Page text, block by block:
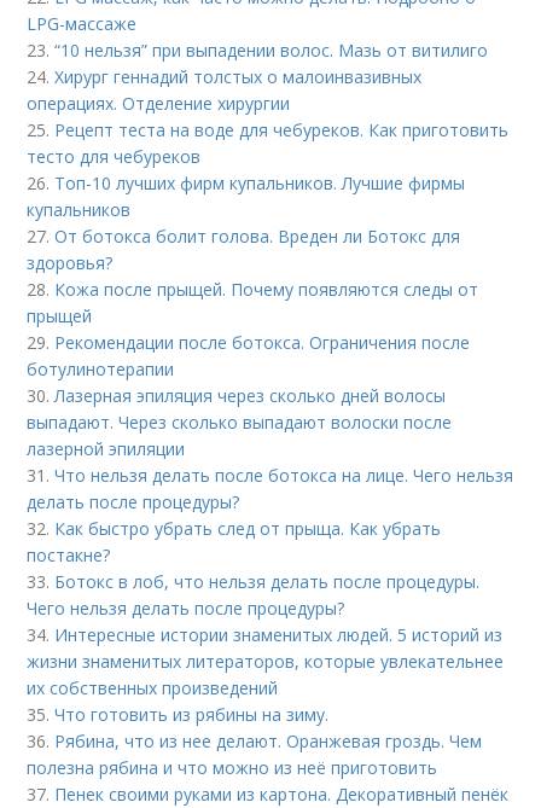
LPG-массаже
23.“10 нельзя” при выпадении волос. Мазь от витилиго
24.Хирург геннадий толстых о малоинвазивных
операциях. Отделение хирургии
25. Рецепт теста на воде для чебуреков. Как приготовить
тесто для чебуреков
26. Топ-10 лучших фирм купальников. Лучшие фирмы
купальников
27.От ботокса болит голова. Вреден ли Ботокс для
здоровья?
28. Кожа после прыщей. Почему появляются следы от
прыщей
29. Рекомендации после ботокса. Ограничения после
ботулинотерапии
30.Лазерная эпиляция через сколько дней волосы
выпадают. Через сколько выпадают волоски после
лазерной эпиляции
31.Что нельзя делать после ботокса на лице. Чего нельзя
делать после процедуры?
32. Как быстро убрать след от прыща. Как убрать
постакне?
33. Ботокс в лоб, что нельзя делать после процедуры.
Чего нельзя делать после процедуры?
34. Интересные истории знаменитых людей. 5 историй из
жизни знаменитых литераторов, которые увлекательнее
их собственных произведений
35.Что готовить из рябины на зиму.
36. Рябина, что из нее делают. Оранжевая гроздь. Чем
полезна рябина и что можно из неё приготовить
37. Пенек своими руками из картона. Декоративный пенёк